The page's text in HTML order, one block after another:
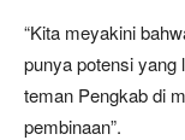
“Kita meyakini
punya potensi yang
teman Pengkab di
pembinaan”.